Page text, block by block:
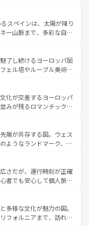
景やアマルフィ海岸の絶
観光の合間には、本場の
ア料理を堪能することも
れない旅をしてみよう！
テンツ一覧 を参照してほ
スペインは、太陽が降り
ー山脈まで、多彩な自然
なフラメンコ、熱気あふ
が生活の一部となってい
雰囲気や、バルセロナの
ートまで多彩な表情を見
異なるスペインはその個
る人を魅了する。 なお、新着のスペイン情報はコ
了し続けるヨーロッパ屈
ェル塔やルーブル美術館
華麗な宮殿、歴史的な大
な自然が、訪れる者を心
美食の国としても知ら
ランス、プロヴァンスの
な楽しみ方が可能だ。さ
溢れており、どの街角に
全く異なる文化を体験で
フランス情報はコンテンツ一覧
化が交差するヨーロッパ
みが残るロマンチック街
も飽きることがない。ベ
州のアルプスの絶景、そ
った風景は必見。ビール
なお、新着の
照してほしい。
端が共存する国。ウェス
ようなランドマーク、歴
た、優雅なアフタヌーン
い英国パブ、サッカー観
験も豊富。イギリスを旅
さだが、運行時刻が正確
者でも安心して個人旅行
スならではのユニークな
でなく町歩きも満喫する
ため物価も高いが、旅行
多様な文化が魅力の国。
フォルニアまで、訪れる